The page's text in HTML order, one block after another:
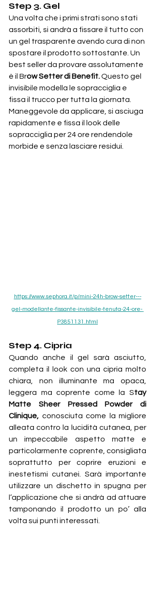
Step 3. Gel
Una volta che i primi strati sono stati
assorbiti, si andrà a fissare il tutto con
un gel trasparente avendo cura di non
spostare il prodotto sottostante. Un
best seller da provare assolutamente
è il Brow Setter di Benefit. Questo gel
invisibile modella le sopracciglia e
fissa il trucco per tutta la giornata.
Maneggevole da applicare, si asciuga
rapidamente e fissa il look delle
sopracciglia per 24 ore rendendole
morbide e senza lasciare residui.
https://www.sephora.it/p/mini-24h-brow-setter---
gel-modellante-fissante-invisibile-tenuta-24-ore-
P3851131.html
Step 4. Cipria
Quando anche il gel sarà asciutto,
completa il look con una cipria molto
chiara, non illuminante ma opaca,
leggera ma coprente come la Stay
Matte Sheer Pressed Powder di
Clinique, conosciuta come la migliore
alleata contro la lucidità cutanea, per
un impeccabile aspetto matte e
particolarmente coprente, consigliata
soprattutto per coprire eruzioni e
inestetismi cutanei. Sarà importante
utilizzare un dischetto in spugna per
l’applicazione che si andrà ad attuare
tamponando il prodotto un po’ alla
volta sui punti interessati.